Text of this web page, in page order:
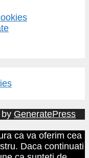
by GeneratePress
ca va oferim cea
Daca continuati